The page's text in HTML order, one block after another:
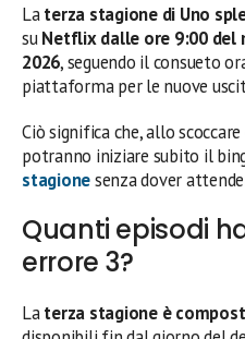
Laterza stagione di Uno
suNetflix dalle ore 9:00 del
2026, seguendo il consueto
piattaforma per le nuove
Ciò significa che, allo
potranno iniziare subito il
stagionesenza dover
Quanti episodi
errore 3?
Laterza stagione è